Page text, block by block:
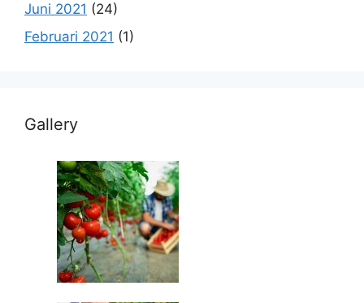
Juni 2021 (24)
Februari 2021 (1)
Gallery